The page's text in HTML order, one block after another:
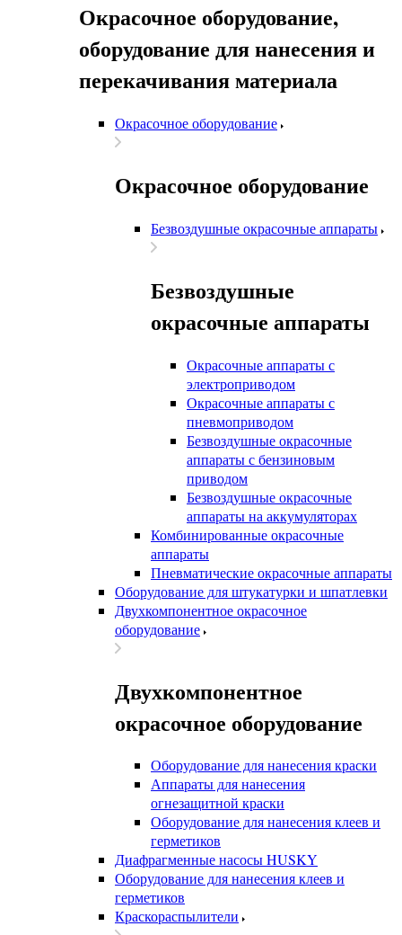
Окрасочное оборудование,
оборудование для нанесения и
перекачивания материала
Окрасочное оборудование
Окрасочное оборудование
Безвоздушные окрасочные аппараты
Безвоздушные
окрасочные аппараты
Окрасочные аппараты с
электроприводом
Окрасочные аппараты с
пневмоприводом
Безвоздушные окрасочные
аппараты с бензиновым
приводом
Безвоздушные окрасочные
аппараты на аккумуляторах
Комбинированные окрасочные
аппараты
Пневматические окрасочные аппараты
Оборудование для штукатурки и шпатлевки
Двухкомпонентное окрасочное
оборудование
Двухкомпонентное
окрасочное оборудование
Оборудование для нанесения краски
Аппараты для нанесения
огнезащитной краски
Оборудование для нанесения клеев и
герметиков
Диафрагменные насосы HUSKY
Оборудование для нанесения клеев и
герметиков
Краскораспылители